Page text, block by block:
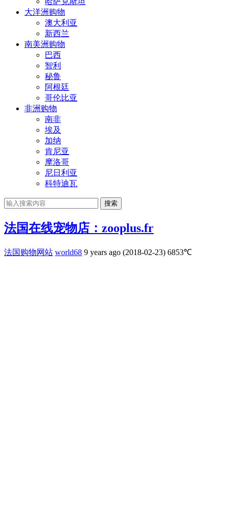
大洋洲购物
澳大利亚
新西兰
南美洲购物
巴西
智利
秘鲁
阿根廷
哥伦比亚
非洲购物
南非
埃及
加纳
肯尼亚
摩洛哥
尼日利亚
科特迪瓦
搜索
法国在线宠物店：zooplus.fr
法国购物网站 world68 9 years ago (2018-02-23) 6853℃